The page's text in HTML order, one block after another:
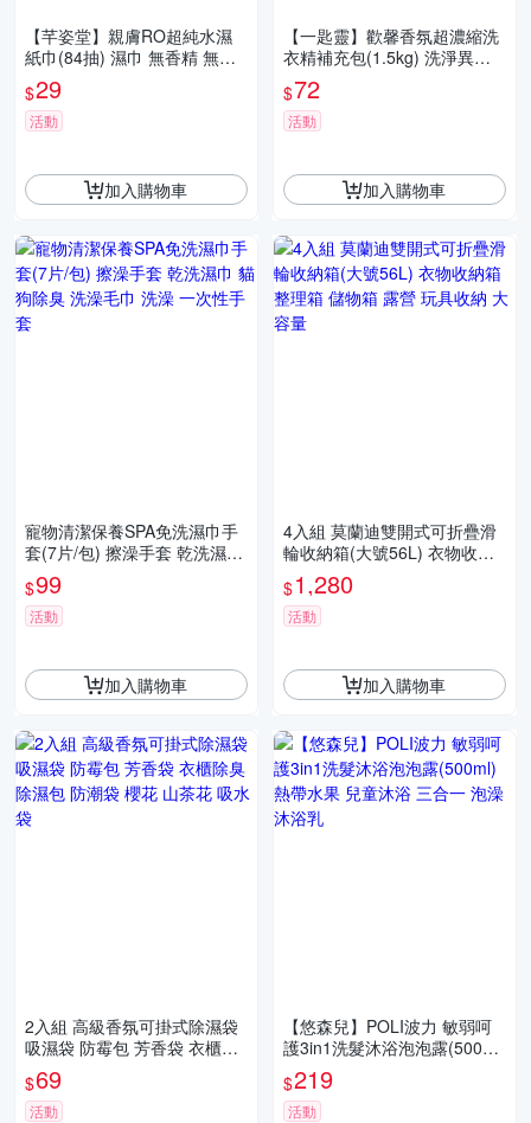
【芊姿堂】親膚RO超純水濕
紙巾(84抽) 濕巾 無香精 無添
加 台灣製 不連抽 附蓋 手口臉
適用
$29
活動
加入購物車
【一匙靈】歡馨香氛超濃縮洗
衣精補充包(1.5kg) 洗淨異味
幽谷鈴蘭香 / 蝶舞紫羅蘭香
$72
活動
加入購物車
寵物清潔保養SPA免洗濕巾手
套(7片/包) 擦澡手套 乾洗濕巾
貓狗除臭 洗澡毛巾 洗澡 一次
性手套
$99
活動
加入購物車
4入組 莫蘭迪雙開式可折疊滑
輪收納箱(大號56L) 衣物收納
箱 整理箱 儲物箱 露營 玩具收
納 大容量
$1,280
活動
加入購物車
2入組 高級香氛可掛式除濕袋
吸濕袋 防霉包 芳香袋 衣櫃除
臭 除濕包 防潮袋 櫻花 山茶花
吸水袋
$69
活動
【悠森兒】POLI波力 敏弱呵
護3in1洗髮沐浴泡泡露(500ml)
熱帶水果 兒童沐浴 三合一 泡
澡 沐浴乳
$219
活動